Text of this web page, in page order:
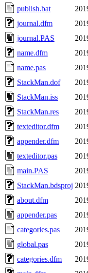
publish.bat
journal.dfm
journal.PAS
name.dfm
name.pas
StackMan.dof
StackMan.iss
StackMan.res
texteditor.dfm
appender.dfm
texteditor.pas
main.PAS
StackMan.bdsproj
about.dfm
appender.pas
categories.pas
global.pas
categories.dfm